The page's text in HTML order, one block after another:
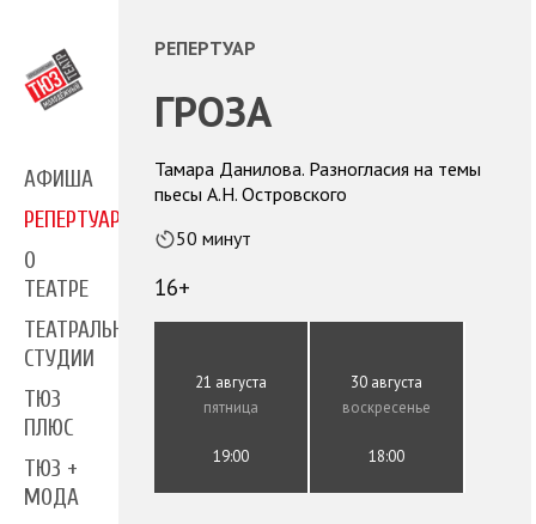
АФИША
РЕПЕРТУАР
О
ТЕАТРЕ
ТЕАТРАЛЬНЫЕ
СТУДИИ
ТЮЗ
ПЛЮС
ТЮЗ +
МОДА
РЕПЕРТУАР
ГРОЗА
Тамара Данилова. Разногласия на темы
пьесы А.Н. Островского
50 минут
16+
21 августа
пятница
19:00
30 августа
воскресенье
18:00